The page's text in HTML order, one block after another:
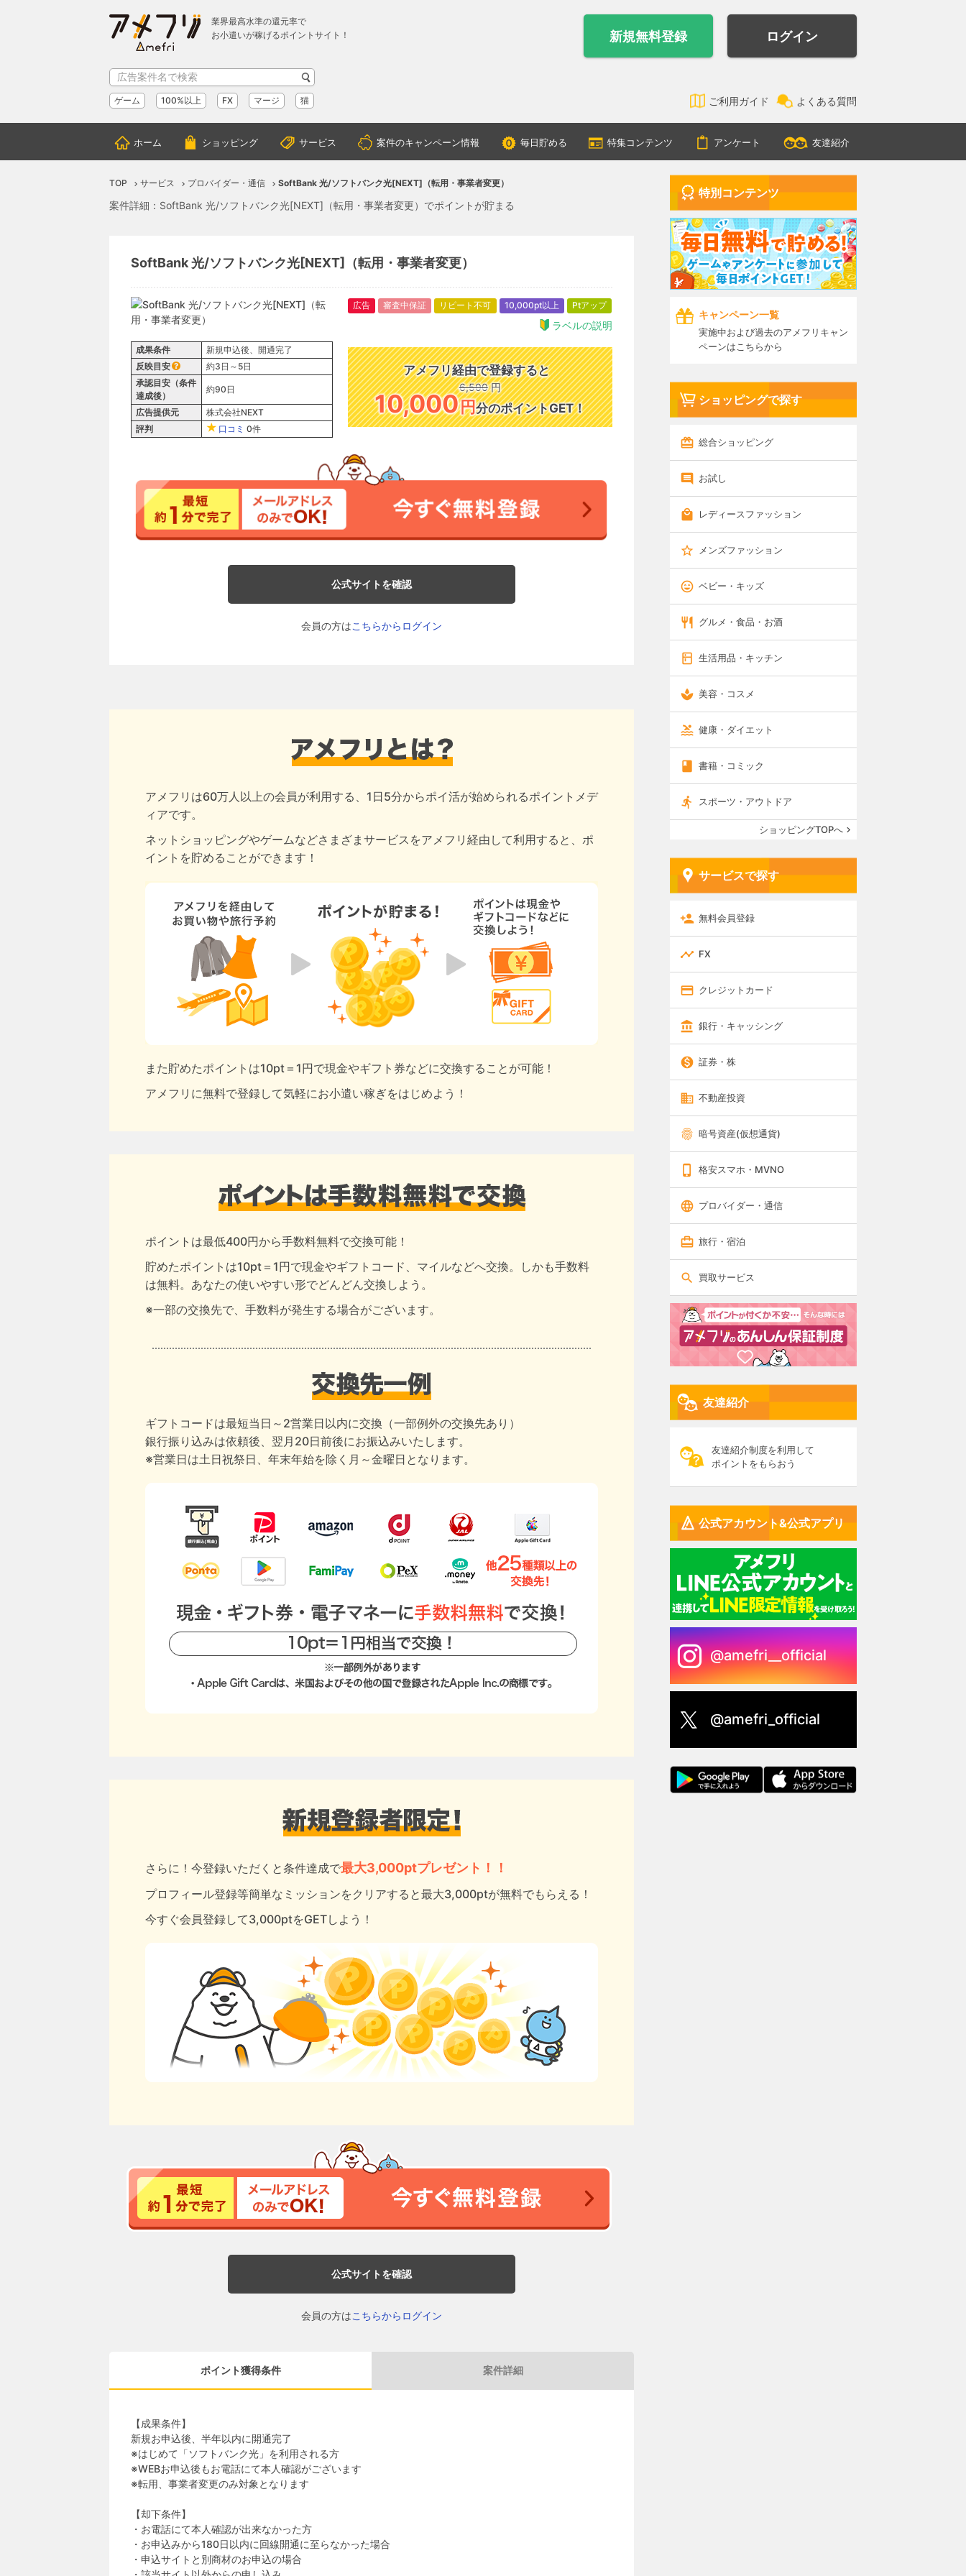
業界最高水準の還元率で
お小遣いが稼げるポイントサイト！
新規無料登録 ログイン
ゲーム 100%以上 FX マージ 猫 ご利用ガイド よくある質問
ホーム ショッピング サービス 案件のキャンペーン情報 毎日貯める 特集コンテンツ アンケート 友達紹介
TOP サービス プロバイダー・通信 SoftBank 光/ソフトバンク光[NEXT]（転用・事業者変更）
案件詳細：SoftBank 光/ソフトバンク光[NEXT]（転用・事業者変更）でポイントが貯まる
SoftBank 光/ソフトバンク光[NEXT]（転用・事業者変更）
成果条件
新規申込後、開通完了
反映目安
約3日～5日
承認目安（条件
達成後）
約90日
広告提供元
株式会社NEXT
評判
口コミ 0件
広告 審査中保証 リピート不可 10,000pt以上 Ptアップ
ラベルの説明
アメフリ経由で登録すると
6,500 円
10,000円分のポイントGET！
公式サイトを確認
会員の方はこちらからログイン
アメフリは60万人以上の会員が利用する、1日5分からポイ活が始められるポイントメデ
ィアです。
ネットショッピングやゲームなどさまざまサービスをアメフリ経由して利用すると、ポ
イントを貯めることができます！
また貯めたポイントは10pt＝1円で現金やギフト券などに交換することが可能！
アメフリに無料で登録して気軽にお小遣い稼ぎをはじめよう！
ポイントは最低400円から手数料無料で交換可能！
貯めたポイントは10pt＝1円で現金やギフトコード、マイルなどへ交換。しかも手数料
は無料。あなたの使いやすい形でどんどん交換しよう。
※一部の交換先で、手数料が発生する場合がございます。
ギフトコードは最短当日～2営業日以内に交換（一部例外の交換先あり）
銀行振り込みは依頼後、翌月20日前後にお振込みいたします。
※営業日は土日祝祭日、年末年始を除く月～金曜日となります。
さらに！今登録いただくと条件達成で最大3,000ptプレゼント！！
プロフィール登録等簡単なミッションをクリアすると最大3,000ptが無料でもらえる！
今すぐ会員登録して3,000ptをGETしよう！
公式サイトを確認
会員の方はこちらからログイン
ポイント獲得条件 案件詳細
【成果条件】
新規お申込後、半年以内に開通完了
※はじめて「ソフトバンク光」を利用される方
※WEBお申込後もお電話にて本人確認がございます
※転用、事業者変更のみ対象となります
【却下条件】
・お電話にて本人確認が出来なかった方
・お申込みから180日以内に回線開通に至らなかった場合
・申込サイトと別商材のお申込の場合
特別コンテンツ
キャンペーン一覧
実施中および過去のアメフリキャン
ペーンはこちらから
ショッピングで探す
総合ショッピング
お試し
レディースファッション
メンズファッション
ベビー・キッズ
グルメ・食品・お酒
生活用品・キッチン
美容・コスメ
健康・ダイエット
書籍・コミック
スポーツ・アウトドア
ショッピングTOPへ
サービスで探す
無料会員登録
FX
クレジットカード
銀行・キャッシング
証券・株
不動産投資
暗号資産(仮想通貨)
格安スマホ・MVNO
プロバイダー・通信
旅行・宿泊
買取サービス
友達紹介
友達紹介制度を利用して
ポイントをもらおう
公式アカウント&公式アプリ
@amefri__official
@amefri_official